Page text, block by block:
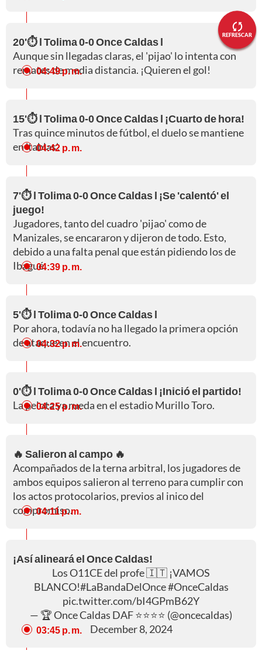
REFRESCAR
20'⏱️ l Tolima 0-0 Once Caldas l
Aunque sin llegadas claras, el 'pijao' lo intenta con
remates de media distancia. ¡Quieren el gol!
04:49 p. m.
15'⏱️ l Tolima 0-0 Once Caldas l ¡Cuarto de hora!
Tras quince minutos de fútbol, el duelo se mantiene
en 'tablas'.
04:42 p. m.
7'⏱️ l Tolima 0-0 Once Caldas l ¡Se 'calentó' el
juego!
Jugadores, tanto del cuadro 'pijao' como de
Manizales, se encararon y dijeron de todo. Esto,
debido a una falta penal que están pidiendo los de
Ibagué.04:39 p. m.
5'⏱️ l Tolima 0-0 Once Caldas l
Por ahora, todavía no ha llegado la primera opción
de ataque en el encuentro.
04:32 p. m.
0'⏱️ l Tolima 0-0 Once Caldas l ¡Inició el partido!
La pelota ya rueda en el estadio Murillo Toro.
04:25 p. m.
🔥 Salieron al campo 🔥
Acompañados de la terna arbitral, los jugadores de
ambos equipos salieron al terreno para cumplir con
los actos protocolarios, previos al inico del
compromiso.
04:11 p. m.
¡Así alineará el Once Caldas!
Los O11CE del profe 🇮🇹 ¡VAMOS
BLANCO!#LaBandaDelOnce#OnceCaldas
pic.twitter.com/bI4GPmB62Y
— 🏆 Once Caldas DAF ⭐️⭐️⭐️⭐️ (@oncecaldas)
December 8, 2024
03:45 p. m.